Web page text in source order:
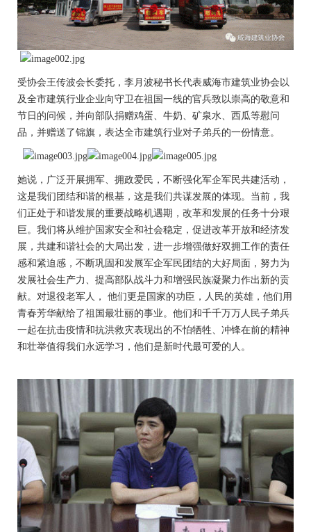
受协会王传波会长委托，李月波秘书长代表威海市建筑业协会以
及全市建筑行业企业向守卫在祖国一线的官兵致以崇高的敬意和
节日的问候，并向部队捐赠鸡蛋、牛奶、矿泉水、西瓜等慰问
品，并赠送了锦旗，表达全市建筑行业对子弟兵的一份情意。
她说，广泛开展拥军、拥政爱民，不断强化军企军民共建活动，
这是我们团结和谐的根基，这是我们共谋发展的体现。当前，我
们正处于和谐发展的重要战略机遇期，改革和发展的任务十分艰
巨。我们将从维护国家安全和社会稳定，促进改革开放和经济发
展，共建和谐社会的大局出发，进一步增强做好双拥工作的责任
感和紧迫感，不断巩固和发展军企军民团结的大好局面，努力为
发展社会生产力、提高部队战斗力和增强民族凝聚力作出新的贡
献。对退役老军人， 他们更是国家的功臣，人民的英雄，他们用
青春芳华献给了祖国最壮丽的事业。他们和千千万万人民子弟兵
一起在抗击疫情和抗洪救灾表现出的不怕牺牲、冲锋在前的精神
和壮举值得我们永远学习，他们是新时代最可爱的人。